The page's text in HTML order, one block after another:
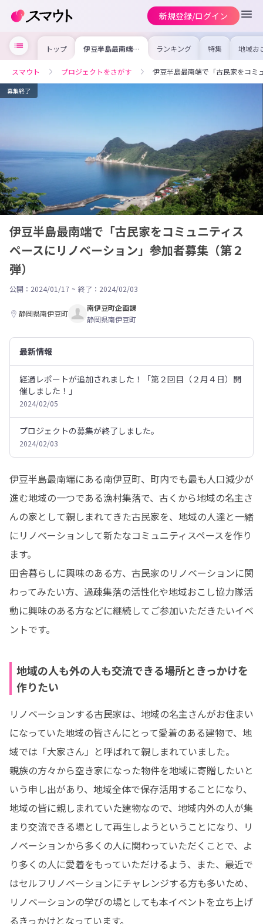
新規登録/ログイン
トップ 伊豆半島最南端で
「古民家をコミュ
リノベーション」
参加者募集（第２
弾）
ランキング 特集 地域お
の求
を集め
事内容
を比較
合った
スマウト プロジェクトをさがす 伊豆半島最南端で「古民家をコミ
募集終了
伊豆半島最南端で「古民家をコミュニティス
ペースにリノベーション」参加者募集（第２
弾）
公開：2024/01/17 ~ 終了：2024/02/03
静岡県南伊豆町
南伊豆町企画課
静岡県南伊豆町
最新情報
経過レポートが追加されました！「第２回目（２月４日）開
催しました！」
2024/02/05
プロジェクトの募集が終了しました。
2024/02/03
伊豆半島最南端にある南伊豆町、町内でも最も人口減少が
進む地域の一つである漁村集落で、古くから地域の名主さ
んの家として親しまれてきた古民家を、地域の人達と一緒
にリノベーションして新たなコミュニティスペースを作り
ます。
田舎暮らしに興味のある方、古民家のリノベーションに関
わってみたい方、過疎集落の活性化や地域おこし協力隊活
動に興味のある方などに継続してご参加いただきたいイベ
ントです。
地域の人も外の人も交流できる場所ときっかけを
作りたい
リノベーションする古民家は、地域の名主さんがお住まい
になっていた地域の皆さんにとって愛着のある建物で、地
域では「大家さん」と呼ばれて親しまれていました。
親族の方々から空き家になった物件を地域に寄贈したいと
いう申し出があり、地域全体で保存活用することになり、
地域の皆に親しまれていた建物なので、地域内外の人が集
まり交流できる場として再生しようということになり、リ
ノベーションから多くの人に関わっていただくことで、よ
り多くの人に愛着をもっていただけるよう、また、最近で
はセルフリノベーションにチャレンジする方も多いため、
リノベーションの学びの場としても本イベントを立ち上げ
るきっかけとなっています。